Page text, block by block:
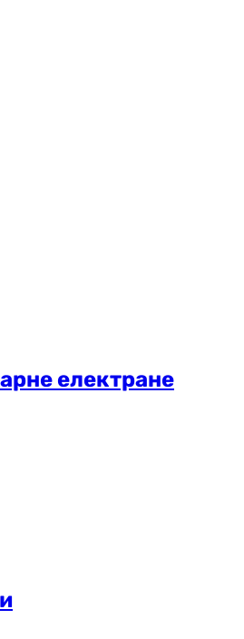
електране